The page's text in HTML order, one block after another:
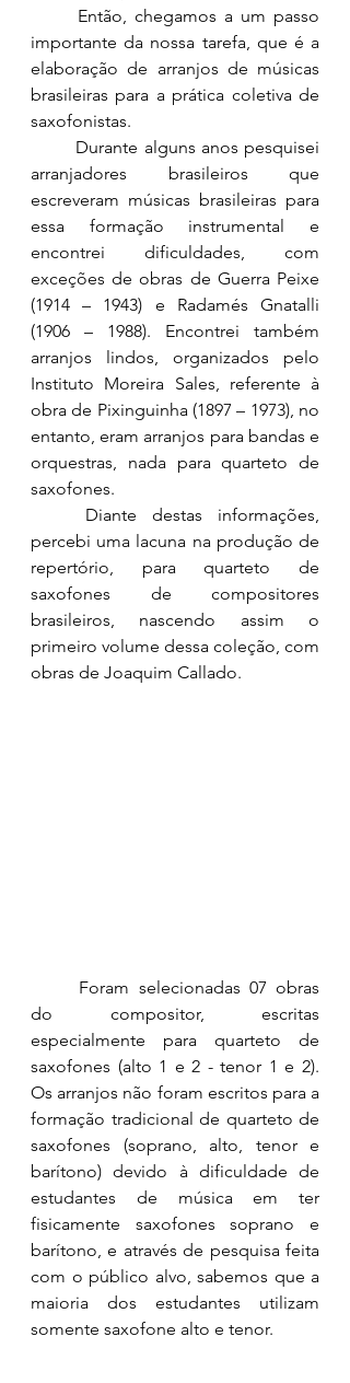
importante da nossa tarefa, que é a
elaboração de arranjos de músicas
brasileiras para a prática coletiva de
saxofonistas.
arranjadores brasileiros que
escreveram músicas brasileiras para
essa formação instrumental e
encontrei dificuldades, com
exceções de obras de Guerra Peixe
(1914 – 1943) e Radamés Gnatalli
(1906 – 1988). Encontrei também
arranjos lindos, organizados pelo
Instituto Moreira Sales, referente à
obra de Pixinguinha (1897 – 1973), no
entanto, eram arranjos para bandas e
orquestras, nada para quarteto de
saxofones.
percebi uma lacuna na produção de
repertório, para quarteto de
saxofones de compositores
brasileiros, nascendo assim o
primeiro volume dessa coleção, com
obras de Joaquim Callado.
do compositor, escritas
especialmente para quarteto de
saxofones (alto 1 e 2 - tenor 1 e 2).
Os arranjos não foram escritos para a
formação tradicional de quarteto de
saxofones (soprano, alto, tenor e
barítono) devido à dificuldade de
estudantes de música em ter
fisicamente saxofones soprano e
barítono, e através de pesquisa feita
com o público alvo, sabemos que a
maioria dos estudantes utilizam
somente saxofone alto e tenor.